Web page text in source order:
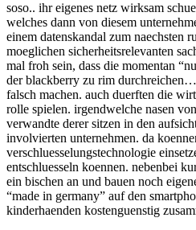
soso.. ihr eigenes netz wirksam
welches dann von diesem
einem datenskandal zum naechsten
moeglichen sicherheitsrelevanten
mal froh sein, dass die momentan
der blackberry zu rim
falsch machen. auch duerften die
rolle spielen. irgendwelche nasen
verwandte derer sitzen in den
involvierten unternehmen. da
verschluesselungstechnologie
entschluesseln koennen. nebenbei
ein bischen an und bauen noch
“made in germany” auf den
kinderhaenden kostenguenstig